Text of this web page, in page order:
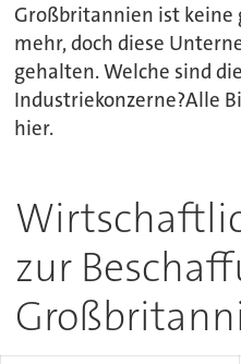
Großbritannien ist
mehr, doch diese
gehalten. Welche sind
Industriekonzerne?Alle
hier.
zur